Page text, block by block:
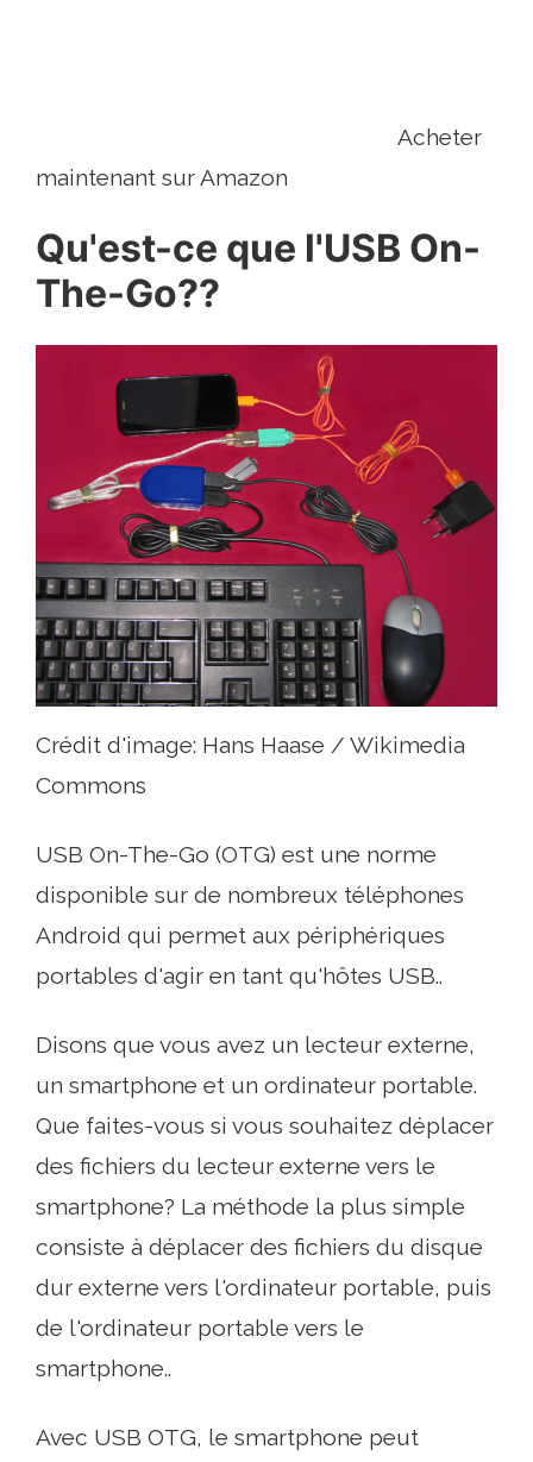
Acheter
maintenant sur Amazon
Qu'est-ce que l'USB On-
The-Go??
Crédit d'image: Hans Haase / Wikimedia
Commons
USB On-The-Go (OTG) est une norme
disponible sur de nombreux téléphones
Android qui permet aux périphériques
portables d'agir en tant qu'hôtes USB..
Disons que vous avez un lecteur externe,
un smartphone et un ordinateur portable.
Que faites-vous si vous souhaitez déplacer
des fichiers du lecteur externe vers le
smartphone? La méthode la plus simple
consiste à déplacer des fichiers du disque
dur externe vers l'ordinateur portable, puis
de l'ordinateur portable vers le
smartphone..
Avec USB OTG, le smartphone peut